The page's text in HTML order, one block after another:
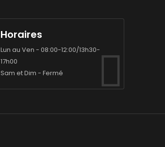
Horaires
Lun au Ven - 08:00-12:00/13h30-
17h00
Sam et Dim - Fermé